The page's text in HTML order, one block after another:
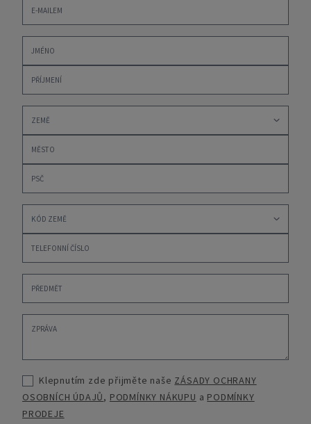
Klepnutím zde přijměte naše ZÁSADY OCHRANY
OSOBNÍCH ÚDAJŮ, PODMÍNKY NÁKUPU a PODMÍNKY
PRODEJE